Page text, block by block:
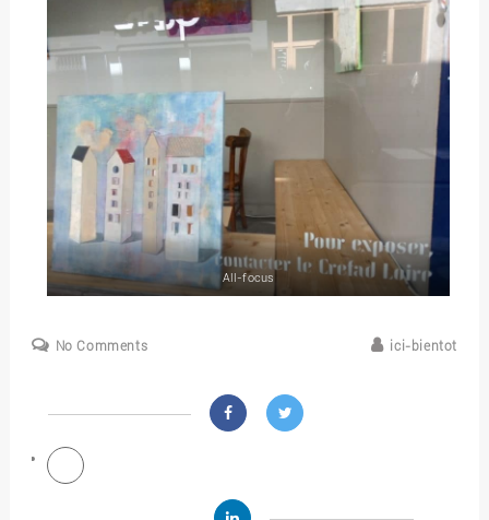
All-focus
No Comments ici-bientot